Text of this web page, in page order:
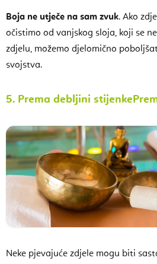
Boja ne utječe na sam zvuk. Ako
očistimo od vanjskog sloja, koji se
zdjelu, možemo djelomično
svojstva.
5. Prema debljini stijenke
Neke pjevajuće zdjele mogu biti